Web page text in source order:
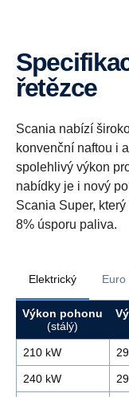
Specifikace pohonného
řetězce
Scania nabízí
konvenční naftou i
spolehlivý výkon
nabídky je i nový
Scania Super,
8% úsporu paliva.
Elektrický Euro
Výkon pohonu
(stálý)
210 kW
240 kW